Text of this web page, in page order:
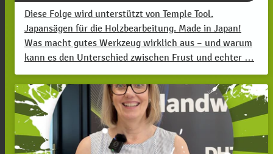
Diese Folge wird unterstützt von Temple Tool.
Japansägen für die Holzbearbeitung. Made in Japan!
Was macht gutes Werkzeug wirklich aus – und warum
kann es den Unterschied zwischen Frust und echter …